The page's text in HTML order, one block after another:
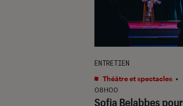
Sofia Belabbes pour
ENTRETIEN
Théâtre et spectacles •
08H00